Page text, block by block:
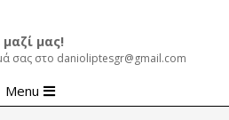
μας!
σας στο danioliptesgr@gmail.com
Menu